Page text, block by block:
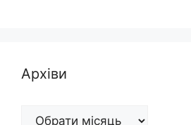
Архіви
Архіви